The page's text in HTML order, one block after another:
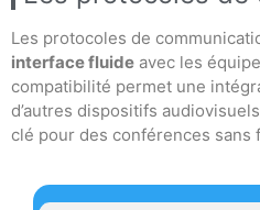
Les protocoles de
interface fluide avec les
compatibilité permet une
d’autres dispositifs
clé pour des conférences sans